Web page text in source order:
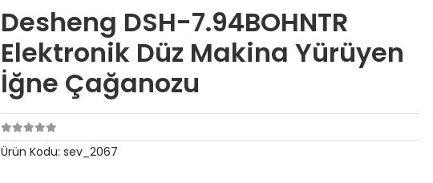
Desheng DSH-7.94BOHNTR
Elektronik Düz Makina Yürüyen
İğne Çağanozu
Ürün Kodu:sev_2067